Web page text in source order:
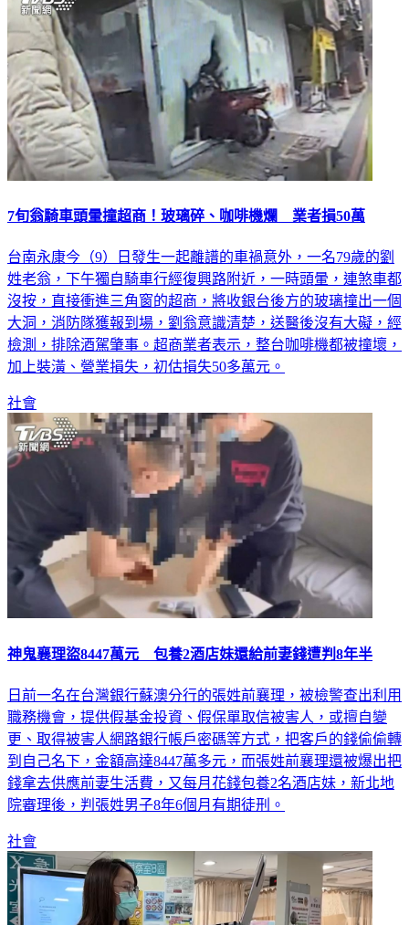
7旬翁騎車頭暈撞超商！玻璃碎、咖啡機爛 業者損50萬
台南永康今（9）日發生一起離譜的車禍意外，一名79歲的劉
姓老翁，下午獨自騎車行經復興路附近，一時頭暈，連煞車都
沒按，直接衝進三角窗的超商，將收銀台後方的玻璃撞出一個
大洞，消防隊獲報到場，劉翁意識清楚，送醫後沒有大礙，經
檢測，排除酒駕肇事。超商業者表示，整台咖啡機都被撞壞，
加上裝潢、營業損失，初估損失50多萬元。
社會
神鬼襄理盜8447萬元 包養2酒店妹還給前妻錢遭判8年半
日前一名在台灣銀行蘇澳分行的張姓前襄理，被檢警查出利用
職務機會，提供假基金投資、假保單取信被害人，或擅自變
更、取得被害人網路銀行帳戶密碼等方式，把客戶的錢偷偷轉
到自己名下，金額高達8447萬多元，而張姓前襄理還被爆出把
錢拿去供應前妻生活費，又每月花錢包養2名酒店妹，新北地
院審理後，判張姓男子8年6個月有期徒刑。
社會